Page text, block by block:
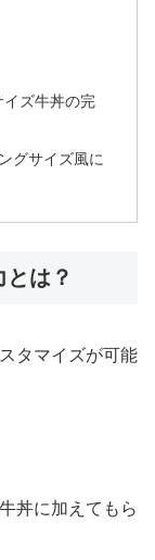
ズ牛丼の完
グサイズ風に
は？
タマイズが可能
丼に加えてもら